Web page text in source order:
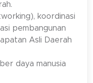
koordinasi
pembangunan
Asli Daerah
daya manusia